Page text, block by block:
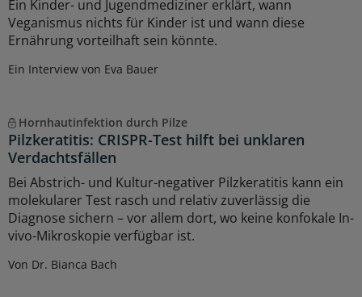
Ein Kinder- und Jugendmediziner erklärt, wann
Veganismus nichts für Kinder ist und wann diese
Ernährung vorteilhaft sein könnte.
Ein Interview von Eva Bauer
Hornhautinfektion durch Pilze
Pilzkeratitis: CRISPR-Test hilft bei unklaren
Verdachtsfällen
Bei Abstrich- und Kultur-negativer Pilzkeratitis kann ein
molekularer Test rasch und relativ zuverlässig die
Diagnose sichern – vor allem dort, wo keine konfokale In-
vivo-Mikroskopie verfügbar ist.
Von Dr. Bianca Bach